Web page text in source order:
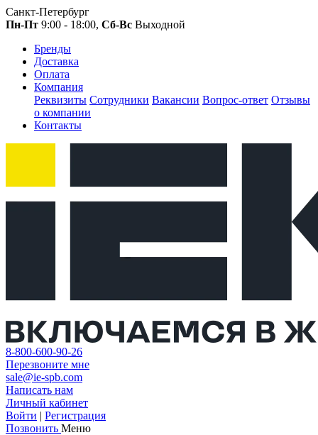
Санкт-Петербург
Пн-Пт 9:00 - 18:00, Сб-Вс Выходной
Бренды
Доставка
Оплата
Компания
Реквизиты Сотрудники Вакансии Вопрос-ответ Отзывы
о компании
Контакты
8-800-600-90-26
Перезвоните мне
sale@ie-spb.com
Написать нам
Личный кабинет
Войти | Регистрация
Позвонить Меню